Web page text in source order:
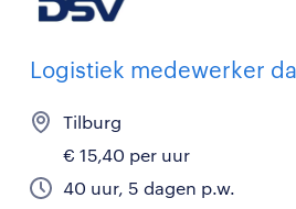
Logistiek medewerker
Tilburg
€ 15,40 per uur
40 uur, 5 dagen p.w.